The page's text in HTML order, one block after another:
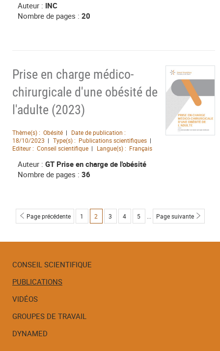
Auteur : INC
Nombre de pages : 20
Prise en charge médico-
chirurgicale d'une obésité de
l'adulte (2023)
Thème(s) : Obésité
Date de publication :
18/10/2023
Type(s) : Publications scientifiques
Editeur : Conseil scientifique Langue(s) : Français
Auteur : GT Prise en charge de l'obésité
Nombre de pages : 36
Page précédente Page
1 Page
2 Page
3 Page
4 Page
5 Page suivante
Menu
de
navigation
CONSEIL SCIENTIFIQUE
PUBLICATIONS
VIDÉOS
GROUPES DE TRAVAIL
DYNAMED